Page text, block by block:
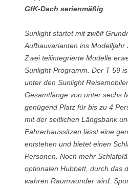
GfK-Dach serienmäßig
Sunlight startet mit zwölf
Aufbauvarianten ins Modelljahr
Zwei teilintegrierte Modelle
Sunlight-Programm. Der T 59
unter den Sunlight
Gesamtlänge von unter sechs
genügend Platz für bis zu 4
mit der seitlichen Längsbank
Fahrerhaussitzen lässt eine
entstehen und bietet einen
Personen. Noch mehr
optionalen Hubbett, durch das
wahren Raumwunder wird.